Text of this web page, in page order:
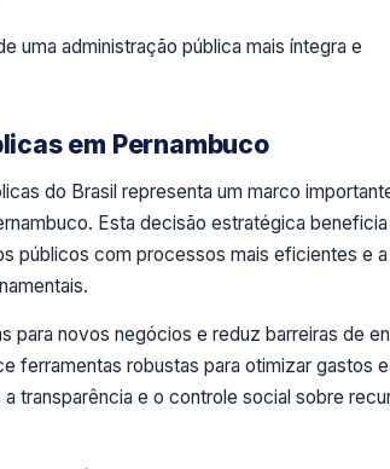
uma administração pública mais íntegra e
em Pernambuco
do Brasil representa um marco
Esta decisão estratégica beneficia
públicos com processos mais eficientes e a
para novos negócios e reduz barreiras de
ferramentas robustas para otimizar gastos e
transparência e o controle social sobre